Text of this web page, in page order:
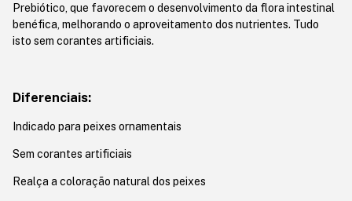
Prebiótico, que favorecem o desenvolvimento da flora intestinal
benéfica, melhorando o aproveitamento dos nutrientes. Tudo
isto sem corantes artificiais.
Diferenciais:
Indicado para peixes ornamentais
Sem corantes artificiais
Realça a coloração natural dos peixes